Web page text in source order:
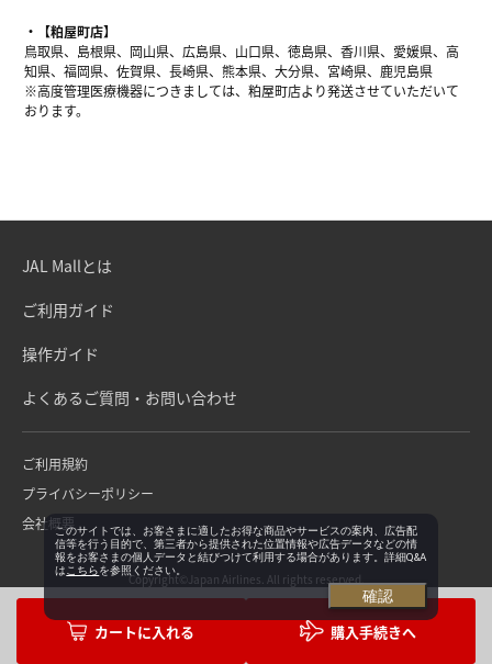
購入手続きへ
【粕屋町店】
鳥取県、島根県、岡山県、広島県、山口県、徳島県、香川県、愛媛県、高
知県、福岡県、佐賀県、長崎県、熊本県、大分県、宮崎県、鹿児島県
※高度管理医療機器につきましては、粕屋町店より発送させていただいて
おります。
JAL Mallとは
ご利用ガイド
操作ガイド
よくあるご質問・お問い合わせ
ご利用規約
プライバシーポリシー
会社概要
Copyright©Japan Airlines. All rights reserved.
このサイトでは、お客さまに適したお得な商品やサービスの案内、広告配
信等を行う目的で、第三者から提供された位置情報や広告データなどの情
報をお客さまの個人データと結びつけて利用する場合があります。詳細Q&A
は こちらを参照ください。
確認